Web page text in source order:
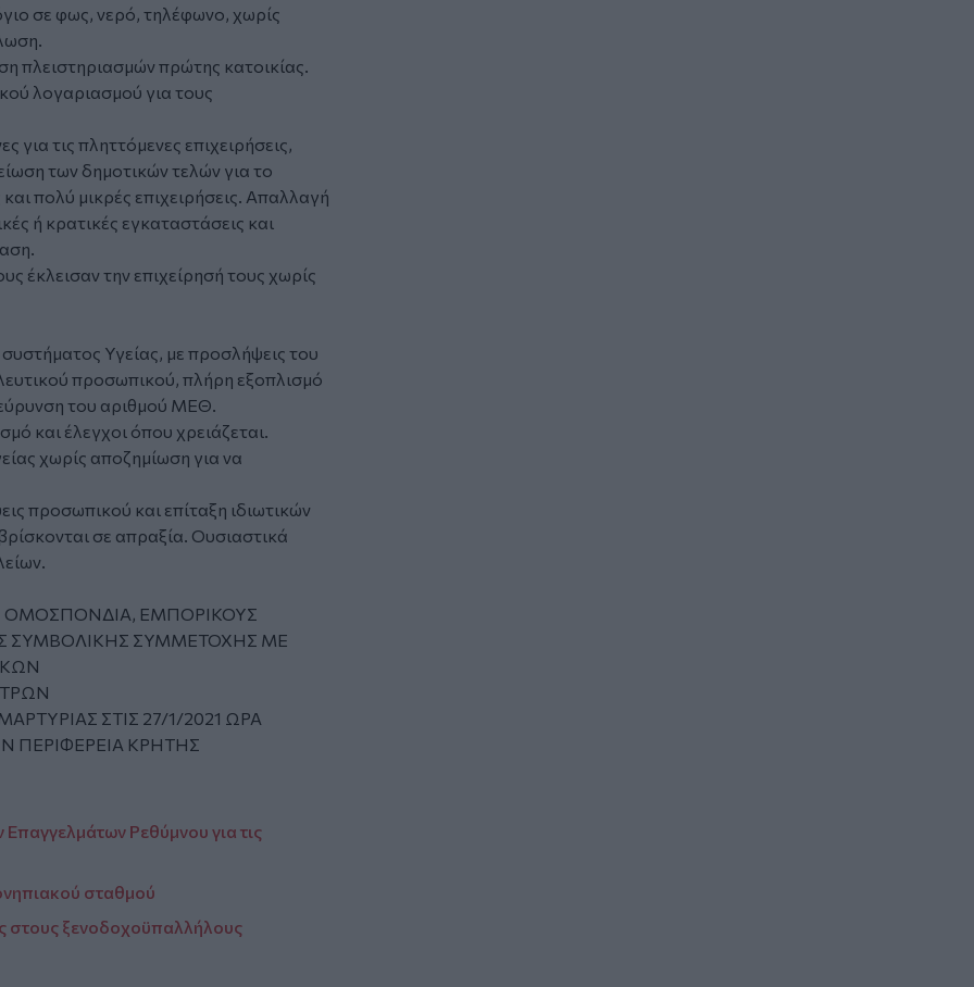
σε φως, νερό, τηλέφωνο, χωρίς
πλειστηριασμών πρώτης κατοικίας.
λογαριασμού για τους
για τις πληττόμενες επιχειρήσεις,
των δημοτικών τελών για το
πολύ μικρές επιχειρήσεις. Απαλλαγή
ή κρατικές εγκαταστάσεις και
έκλεισαν την επιχείρησή τους χωρίς
Υγείας, με προσλήψεις του
προσωπικού, πλήρη εξοπλισμό
του αριθμού ΜΕΘ.
και έλεγχοι όπου χρειάζεται.
χωρίς αποζημίωση για να
και επίταξη ιδιωτικών
σε απραξία. Ουσιαστικά
ΟΜΟΣΠΟΝΔΙΑ, ΕΜΠΟΡΙΚΟΥΣ
ΣΥΜΒΟΛΙΚΗΣ ΣΥΜΜΕΤΟΧΗΣ ΜΕ
ΣΤΙΣ 27/1/2021 ΩΡΑ
ΚΡΗΤΗΣ
Ρεθύμνου για τις
σταθμού
στους ξενοδοχοϋπαλλήλους